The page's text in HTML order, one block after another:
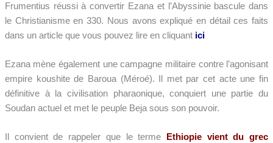
Frumentius réussi à convertir Ezana et l’Abyssinie bascule dans
le Christianisme en 330. Nous avons expliqué en détail ces faits
dans un article que vous pouvez lire en cliquant ici
Ezana mène également une campagne militaire contre l’agonisant
empire koushite de Baroua (Méroé). Il met par cet acte une fin
définitive à la civilisation pharaonique, conquiert une partie du
Soudan actuel et met le peuple Beja sous son pouvoir.
Il convient de rappeler que le terme
Ethiopie vient du grec